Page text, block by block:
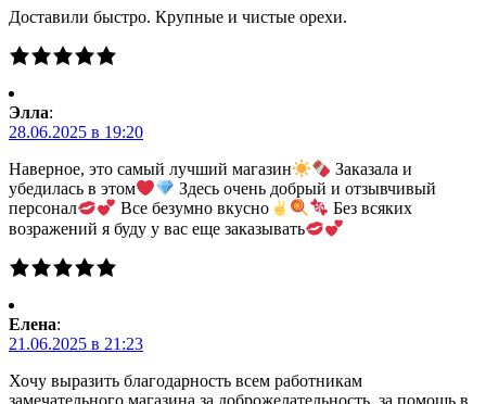
Доставили быстро. Крупные и чистые орехи.
Элла:
28.06.2025 в 19:20
Наверное, это самый лучший магазин
Заказала и
убедилась в этом
Здесь очень добрый и отзывчивый
персонал
Все безумно вкусно
Без всяких
возражений я буду у вас еще заказывать
Елена:
21.06.2025 в 21:23
Хочу выразить благодарность всем работникам